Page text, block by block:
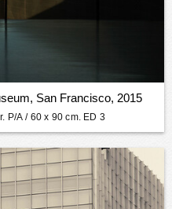
San Francisco, 2015
P/A / 60 x 90 cm. ED 3